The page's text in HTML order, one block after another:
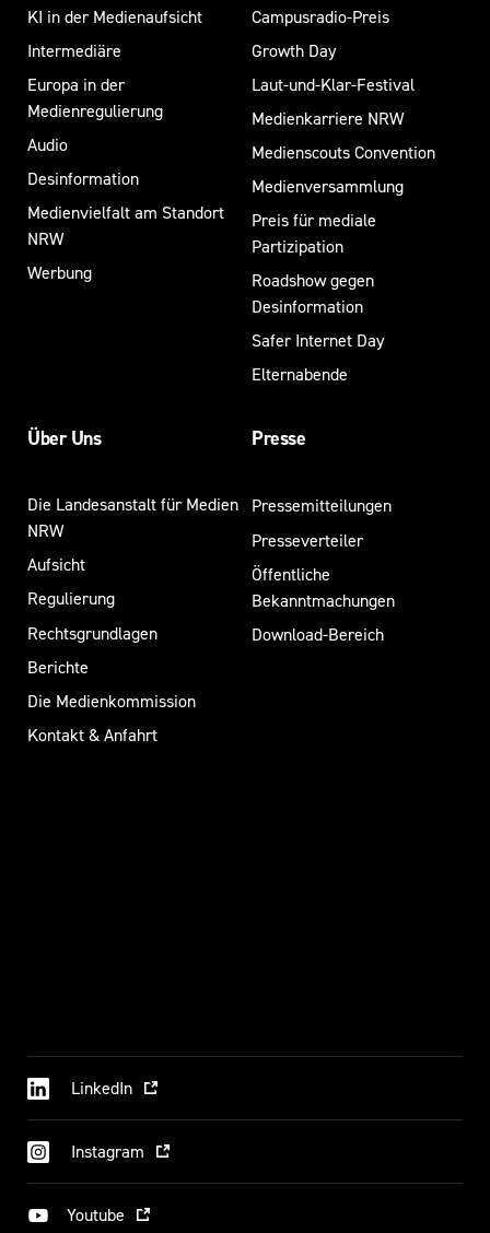
KI in der Medienaufsicht
Intermediäre
Europa in der
Medienregulierung
Audio
Desinformation
Medienvielfalt am Standort
NRW
Werbung
Campusradio-Preis
Growth Day
Laut-und-Klar-Festival
Medienkarriere NRW
Medienscouts Convention
Medienversammlung
Preis für mediale
Partizipation
Roadshow gegen
Desinformation
Safer Internet Day
Elternabende
Über Uns
Die Landesanstalt für Medien
NRW
Aufsicht
Regulierung
Rechtsgrundlagen
Berichte
Die Medienkommission
Kontakt & Anfahrt
Presse
Pressemitteilungen
Presseverteiler
Öffentliche
Bekanntmachungen
Download-Bereich
LinkedIn
Instagram
Youtube